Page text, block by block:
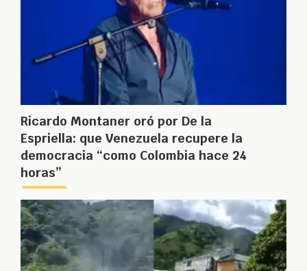
Ricardo Montaner oró por De la
Espriella: que Venezuela recupere la
democracia “como Colombia hace 24
horas”